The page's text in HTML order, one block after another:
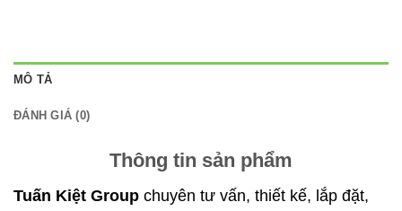
MÔ TẢ
ĐÁNH GIÁ (0)
Thông tin sản phẩm
Tuấn Kiệt Group chuyên tư vấn, thiết kế, lắp đặt,